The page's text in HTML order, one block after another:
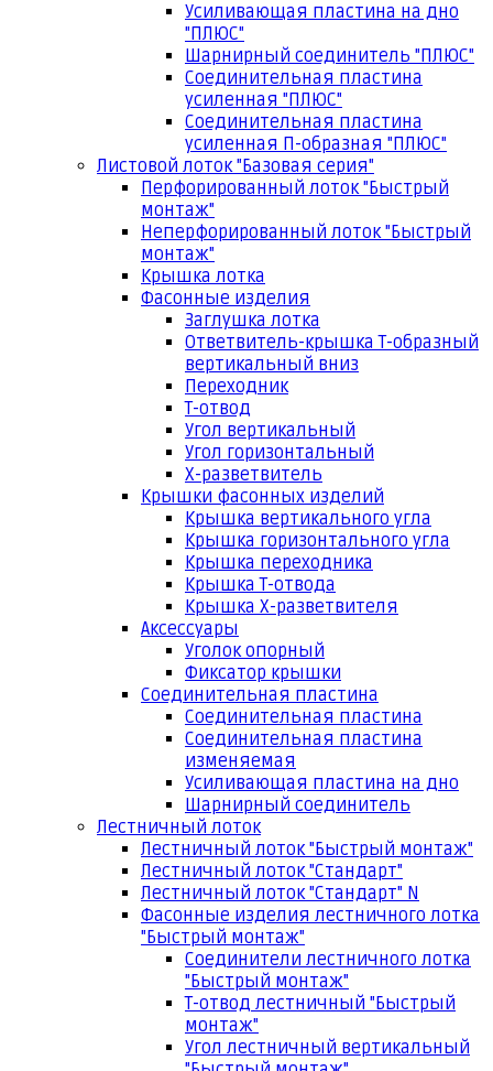
Усиливающая пластина на дно
"ПЛЮС"
Шарнирный соединитель "ПЛЮС"
Соединительная пластина
усиленная "ПЛЮС"
Соединительная пластина
усиленная П-образная "ПЛЮС"
Листовой лоток "Базовая серия"
Перфорированный лоток "Быстрый
монтаж"
Неперфорированный лоток "Быстрый
монтаж"
Крышка лотка
Фасонные изделия
Заглушка лотка
Ответвитель-крышка Т-образный
вертикальный вниз
Переходник
Т-отвод
Угол вертикальный
Угол горизонтальный
Х-разветвитель
Крышки фасонных изделий
Крышка вертикального угла
Крышка горизонтального угла
Крышка переходника
Крышка Т-отвода
Крышка Х-разветвителя
Аксессуары
Уголок опорный
Фиксатор крышки
Соединительная пластина
Соединительная пластина
Соединительная пластина
изменяемая
Усиливающая пластина на дно
Шарнирный соединитель
Лестничный лоток
Лестничный лоток "Быстрый монтаж"
Лестничный лоток "Стандарт"
Лестничный лоток "Стандарт" N
Фасонные изделия лестничного лотка
"Быстрый монтаж"
Соединители лестничного лотка
"Быстрый монтаж"
Т-отвод лестничный "Быстрый
монтаж"
Угол лестничный вертикальный